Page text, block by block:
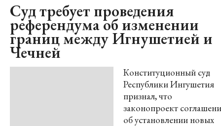
Суд требует проведения
референдума об изменении
границ между Игнушетией и
Чечней
Конституционный суд
Республики Ингушетия
признал, что
законопроект
об установлении новых